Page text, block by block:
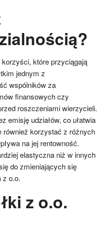
które przyciągają
jednym z
wspólników za
finansowych czy
roszczeniami wierzycieli.
emisję udziałów, co ułatwia
również korzystać z różnych
na jej rentowność.
elastyczna niż w innych
do zmieniających się
z o.o.
z o.o.